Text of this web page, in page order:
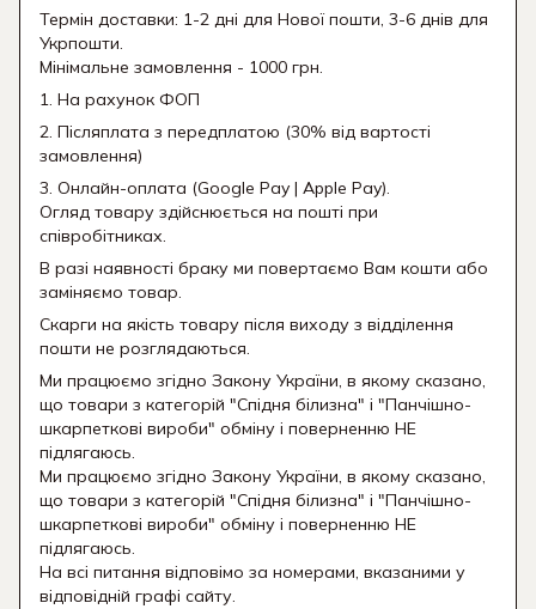
Термін доставки: 1-2 дні для Нової пошти, 3-6 днів для
Укрпошти.
Мінімальне замовлення - 1000 грн.
1. На рахунок ФОП
2. Післяплата з передплатою (30% від вартості
замовлення)
3. Онлайн-оплата (Google Pay | Apple Pay).
Огляд товару здійснюється на пошті при
співробітниках.
В разі наявності браку ми повертаємо Вам кошти або
заміняємо товар.
Скарги на якість товару після виходу з відділення
пошти не розглядаються.
Ми працюємо згідно Закону України, в якому сказано,
що товари з категорій "Спідня білизна" і "Панчішно-
шкарпеткові вироби" обміну і поверненню НЕ
підлягаюсь.
Ми працюємо згідно Закону України, в якому сказано,
що товари з категорій "Спідня білизна" і "Панчішно-
шкарпеткові вироби" обміну і поверненню НЕ
підлягаюсь.
На всі питання відповімо за номерами, вказаними у
відповідній графі сайту.